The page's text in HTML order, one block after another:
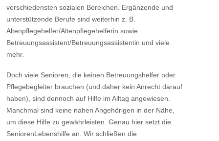
verschiedensten sozialen Bereichen. Ergänzende und
unterstützende Berufe sind weiterhin z. B.
Altenpflegehelfer/Altenpflegehelferin sowie
Betreuungsassistent/Betreuungsassistentin und viele
mehr.
Doch viele Senioren, die keinen Betreuungshelfer oder
Pflegebegleiter brauchen (und daher kein Anrecht darauf
haben), sind dennoch auf Hilfe im Alltag angewiesen.
Manchmal sind keine nahen Angehörigen in der Nähe,
um diese Hilfe zu gewährleisten. Genau hier setzt die
SeniorenLebenshilfe an. Wir schließen die